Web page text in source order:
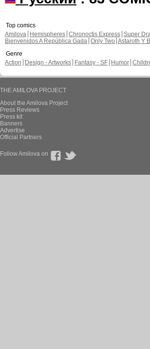
Top comics
Amilova
Hemispheres Chronoctis Express Super
Bienvenidos A República Gada Only Two Astaroth Y
Genre
Action
Design - Artworks Fantasy - SF Humor
THE AMILOVA PROJECT
About the Amilova Project
Press Reviews
Press kit
Banners
Advertise
Official Partners
Follow Amilova on